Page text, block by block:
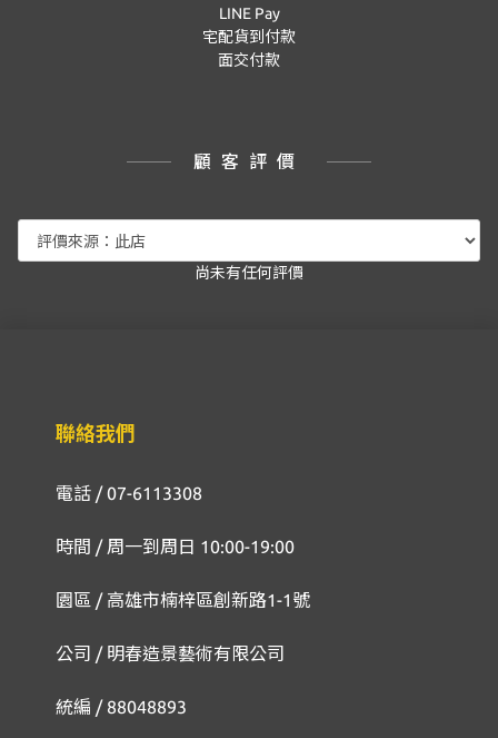
LINE Pay
宅配貨到付款
面交付款
顧客評價
尚未有任何評價
聯絡我們
電話 / 07-6113308
時間 / 周一到周日 10:00-19:00
園區 / 高雄市楠梓區創新路1-1號
公司 / 明春造景藝術有限公司
統編 / 88048893